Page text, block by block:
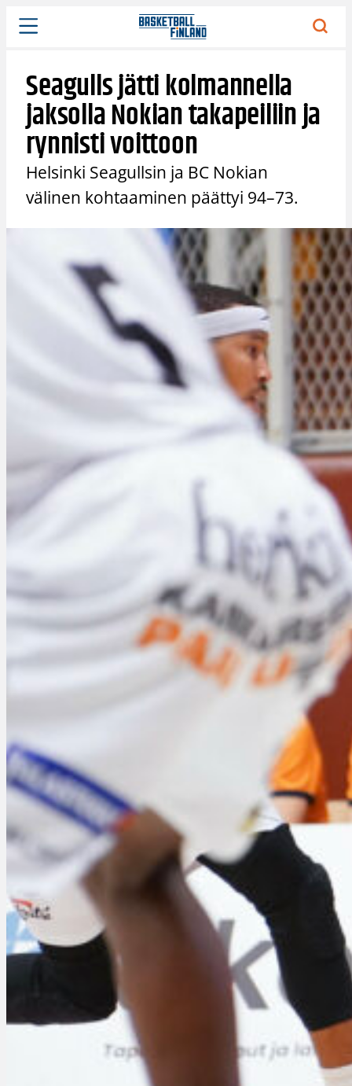
Siirry
sisältöön
Seagulls jätti kolmannella
jaksolla Nokian takapeiliin ja
rynnisti voittoon
Helsinki Seagullsin ja BC Nokian
välinen kohtaaminen päättyi 94–73.